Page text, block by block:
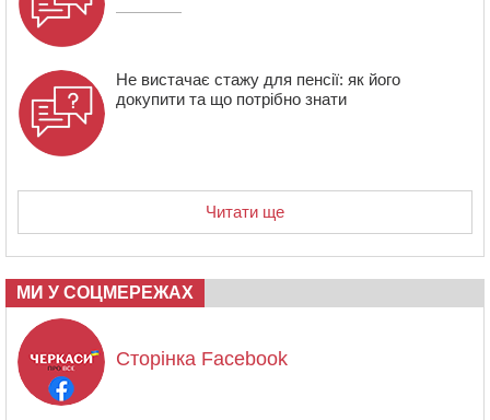
Не вистачає стажу для пенсії: як його
докупити та що потрібно знати
Читати ще
МИ У СОЦМЕРЕЖАХ
Сторінка Facebook